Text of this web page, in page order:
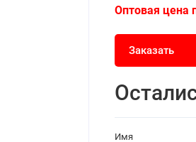
Оптовая цена
Заказать
Имя